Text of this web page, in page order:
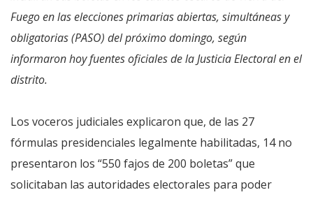
Fuego en las elecciones primarias abiertas, simultáneas y
obligatorias (PASO) del próximo domingo, según
informaron hoy fuentes oficiales de la Justicia Electoral en el
distrito.
Los voceros judiciales explicaron que, de las 27
fórmulas presidenciales legalmente habilitadas, 14 no
presentaron los “550 fajos de 200 boletas” que
solicitaban las autoridades electorales para poder